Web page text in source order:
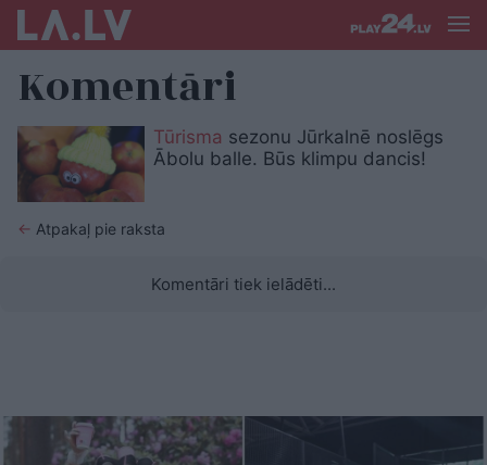
Komentāri
Tūrisma sezonu Jūrkalnē noslēgs
Ābolu balle. Būs klimpu dancis!
← Atpakaļ pie raksta
Komentāri tiek ielādēti...